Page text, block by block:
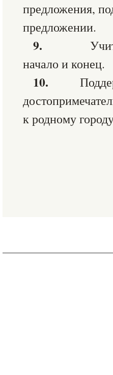
предложения,
предложении.
9.
начало и конец.
10.
к родному